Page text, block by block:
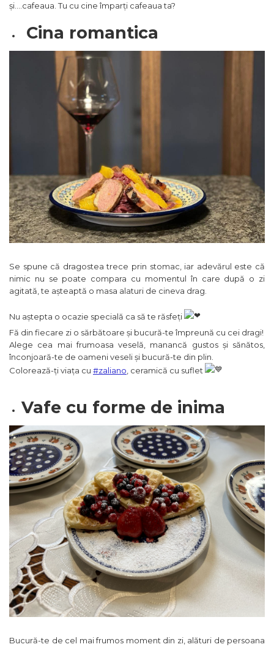
și....cafeaua. Tu cu cine împarți cafeaua ta?
Cina romantica
Se spune că dragostea trece prin stomac, iar adevărul este că
nimic nu se poate compara cu momentul în care după o zi
agitată, te așteaptă o masa alaturi de cineva drag.
Nu aștepta o ocazie specială ca să te răsfeți
Fă din fiecare zi o sărbătoare și bucură-te împreună cu cei dragi!
Alege cea mai frumoasa veselă, manancă gustos și sănătos,
înconjoară-te de oameni veseli și bucură-te din plin.
Colorează-ți viața cu #zaliano , ceramică cu suflet
Vafe cu forme de inima
Bucură-te de cel mai frumos moment din zi, alături de persoana